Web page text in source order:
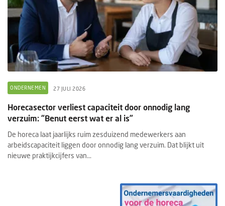
ONDERNEMEN 27 JULI 2026
Horecasector verliest capaciteit door onnodig lang
verzuim: “Benut eerst wat er al is”
De horeca laat jaarlijks ruim zesduizend medewerkers aan
arbeidscapaciteit liggen door onnodig lang verzuim. Dat blijkt uit
nieuwe praktijkcijfers van...